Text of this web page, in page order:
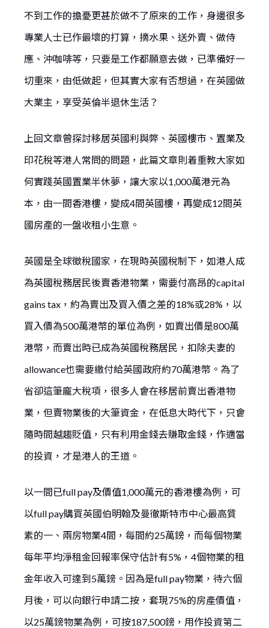
不到工作的擔憂更甚於做不了原來的工作，身邊很多
專業人士已作最壞的打算，摘水果、送外賣、做侍
應、沖咖啡等，只要是工作都願意去做，已準備好一
切重來，由低做起，但其實大家有否想過，在英國做
大業主，享受英倫半退休生活？
上回文章曾探討移居英國利與弊、英國樓市、置業及
印花稅等港人常問的問題，此篇文章則着重教大家如
何實踐英國置業半休夢，讓大家以1,000萬港元為
本，由一間香港樓，變成4間英國樓，再變成12間英
國房產的一盤收租小生意。
英國是全球徵稅國家，在現時英國稅制下，如港人成
為英國稅務居民後賣香港物業，需要付高昂的capital
gains tax，約為賣出及買入價之差的18%或28%，以
買入價為500萬港幣的單位為例，如賣出價是800萬
港幣，而賣出時已成為英國稅務居民，扣除夫妻的
allowance也需要繳付給英國政府約70萬港幣。為了
省卻這筆龐大稅項，很多人會在移居前賣出香港物
業，但賣物業後的大筆資金，在低息大時代下，只會
隨時間越趨貶值，只有利用金錢去賺取金錢，作適當
的投資，才是港人的王道。
以一間已full pay及價值1,000萬元的香港樓為例，可
以full pay購買英國伯明翰及曼徹斯特市中心最高質
素的一、兩房物業4間，每間約25萬鎊，而每個物業
每年平均淨租金回報率保守估計有5%，4個物業的租
金年收入可達到5萬鎊。因為是full pay物業，待六個
月後，可以向銀行申請二按，套現75%的房產價值，
以25萬鎊物業為例，可按187,500鎊，用作投資第二